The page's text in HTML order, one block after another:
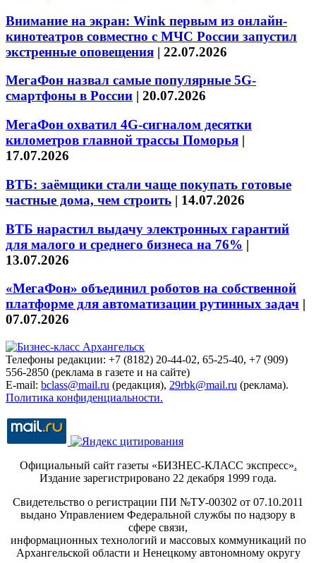
Внимание на экран: Wink первым из онлайн-
кинотеатров совместно с МЧС России запустил
экстренные оповещения | 22.07.2026
МегаФон назвал самые популярные 5G-
смартфоны в России | 20.07.2026
МегаФон охватил 4G-сигналом десятки
километров главной трассы Поморья |
17.07.2026
ВТБ: заёмщики стали чаще покупать готовые
частные дома, чем строить | 14.07.2026
ВТБ нарастил выдачу электронных гарантий
для малого и среднего бизнеса на 76% |
13.07.2026
«МегаФон» объединил роботов на собственной
платформе для автоматизации рутинных задач |
07.07.2026
Телефоны редакции: +7 (8182) 20-44-02, 65-25-40, +7 (909)
556-2850 (реклама в газете и на сайте)
E-mail: bclass@mail.ru (редакция), 29rbk@mail.ru (реклама).
Политика конфиденциальности.
Официальный сайт газеты «БИЗНЕС-КЛАСС экспресс».
Издание зарегистрировано 22 декабря 1999 года.
Свидетельство о регистрации ПИ №ТУ-00302 от 07.10.2011
выдано Управлением Федеральной службы по надзору в
сфере связи,
информационных технологий и массовых коммуникаций по
Архангельской области и Ненецкому автономному округу